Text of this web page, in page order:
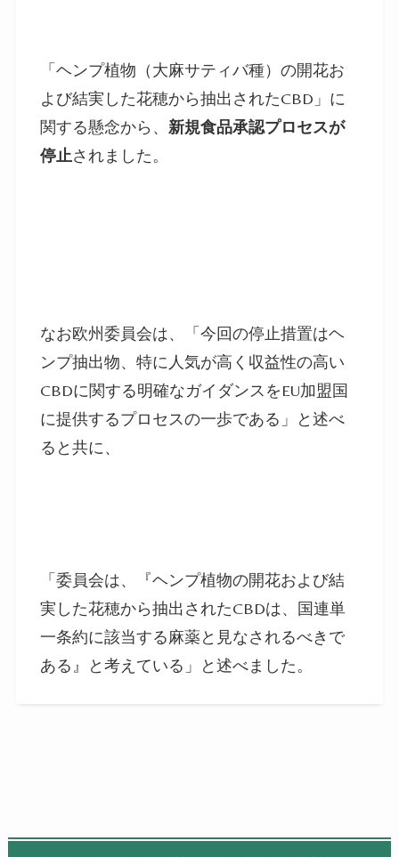
「ヘンプ植物（大麻サティバ種）の開花お
よび結実した花穂から抽出されたCBD」に
関する懸念から、 新規食品承認プロセスが
停止されました。
なお欧州委員会は、「今回の停止措置はヘ
ンプ抽出物、特に人気が高く収益性の高い
CBDに関する明確なガイダンスをEU加盟国
に提供するプロセスの一歩である」と述べ
ると共に、
「委員会は、『ヘンプ植物の開花および結
実した花穂から抽出されたCBDは、国連単
一条約に該当する麻薬と見なされるべきで
ある』と考えている」と述べました。